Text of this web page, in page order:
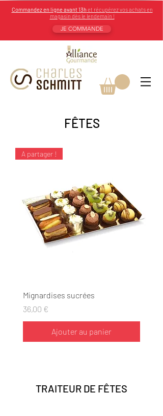
Commandez en ligne avant 13h et récupérez vos achats en
magasin dès le lendemain !
JE COMMANDE
​FÊTES
A partager !
Mignardises sucrées
Prix
36,00 €
Ajouter au panier
TRAITEUR DE FÊTES